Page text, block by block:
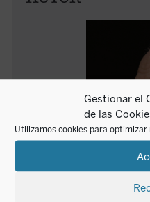
Gestionar el
de las
Utilizamos cookies para